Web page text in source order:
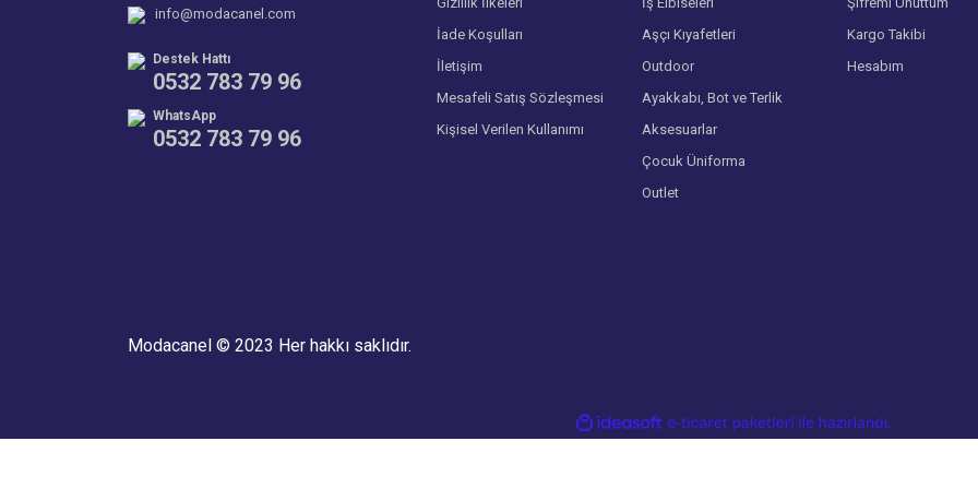
info@modacanel.com
Destek Hattı
0532 783 79 96
WhatsApp
0532 783 79 96
İade Koşulları
İletişim
Mesafeli Satış Sözleşmesi
Kişisel Verilen Kullanımı
Aşçı Kıyafetleri
Outdoor
Ayakkabı, Bot ve Terlik
Aksesuarlar
Çocuk Üniforma
Outlet
Kargo Takibi
Hesabım
Modacanel © 2023 Her hakkı saklıdır.
ideasoft
e-
ticaret
hazırlandı.